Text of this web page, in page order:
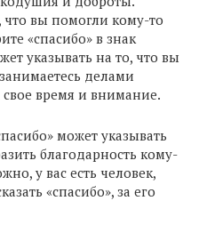
вы помогли кому-то
«спасибо» в знак
указывать на то, что вы
делами
время и внимание.
может указывать
благодарность кому-
у вас есть человек,
«спасибо», за его